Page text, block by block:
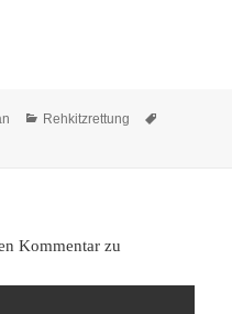
Kategorien
Rehkitzrettung
Kommentar zu